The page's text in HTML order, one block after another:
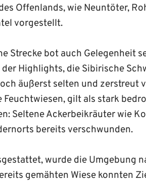
Offenlands, wie Neuntöter,
vorgestellt.
Strecke bot auch Gelegenheit
Highlights, die Sibirische
äußerst selten und zerstreut
Feuchtwiesen, gilt als stark
Seltene Ackerbeikräuter wie
bereits verschwunden.
wurde die Umgebung
gemähten Wiese konnten